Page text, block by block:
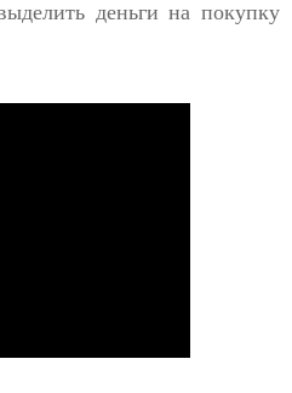
деньги на покупку